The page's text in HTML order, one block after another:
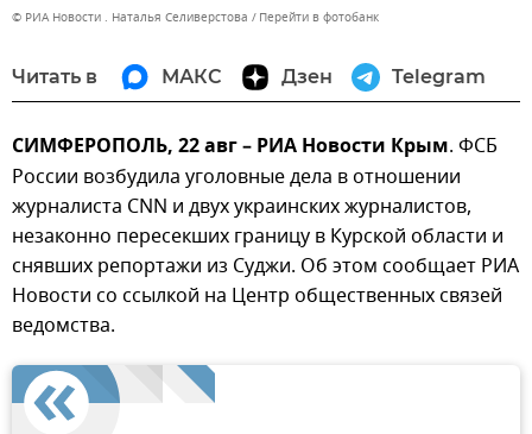
© РИА Новости . Наталья Селиверстова Перейти в фотобанк
Читать в МАКС Дзен Telegram
СИМФЕРОПОЛЬ, 22 авг – РИА Новости Крым. ФСБ
России возбудила уголовные дела в отношении
журналиста CNN и двух украинских журналистов,
незаконно пересекших границу в Курской области и
снявших репортажи из Суджи. Об этом сообщает РИА
Новости со ссылкой на Центр общественных связей
ведомства.